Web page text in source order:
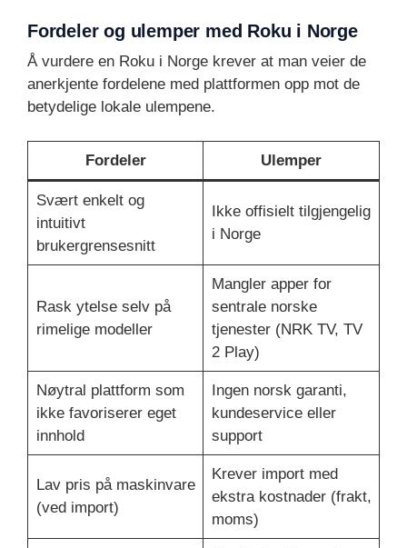
Fordeler og ulemper med Roku i Norge
Å vurdere en Roku i Norge krever at man veier de
anerkjente fordelene med plattformen opp mot de
betydelige lokale ulempene.
Fordeler Ulemper
Svært enkelt og
intuitivt
brukergrensesnitt
Ikke offisielt tilgjengelig
i Norge
Rask ytelse selv på
rimelige modeller
Mangler apper for
sentrale norske
tjenester (NRK TV, TV
2 Play)
Nøytral plattform som
ikke favoriserer eget
innhold
Ingen norsk garanti,
kundeservice eller
support
Lav pris på maskinvare
(ved import)
Krever import med
ekstra kostnader (frakt,
moms)